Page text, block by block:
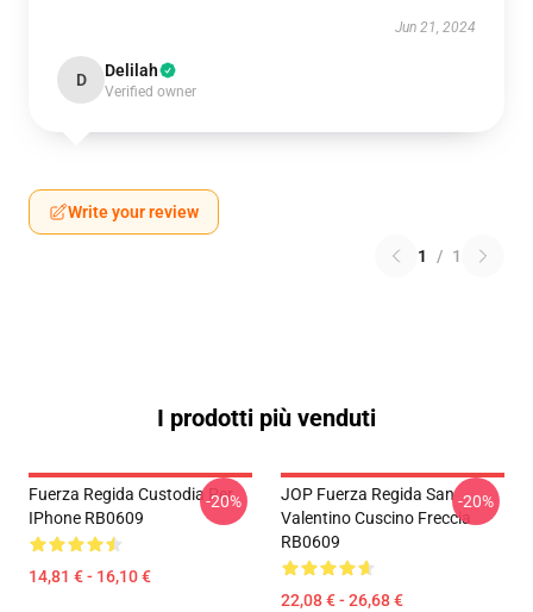
Jun 21, 2024
D Delilah
Verified owner
Write your review
1 / 1
I prodotti più venduti
Fuerza Regida Custodia Per
IPhone RB0609
14,81 € - 16,10 €
-20%
JOP Fuerza Regida San
Valentino Cuscino Freccia
RB0609
22,08 € - 26,68 €
-20%